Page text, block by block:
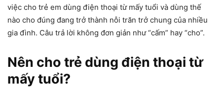
việc cho trẻ em dùng điện thoại từ mấy tuổi và dùng thế
nào cho đúng đang trở thành nỗi trăn trở chung của nhiều
gia đình. Câu trả lời không đơn giản như “cấm” hay “cho”.
Nên cho trẻ dùng điện thoại từ
mấy tuổi?